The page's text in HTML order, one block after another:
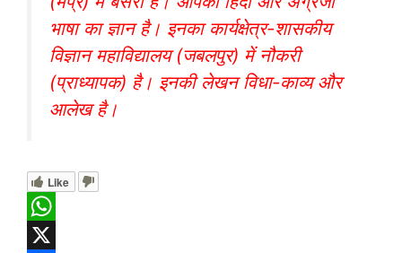
भाषा का ज्ञान है। इनका कार्यक्षेत्र-शासकीय
विज्ञान महाविद्यालय (जबलपुर) में नौकरी
(प्राध्यापक) है। इनकी लेखन विधा-काव्य और
आलेख है।
Like
W